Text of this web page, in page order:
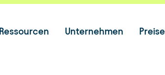
Ressourcen Unternehmen Preise